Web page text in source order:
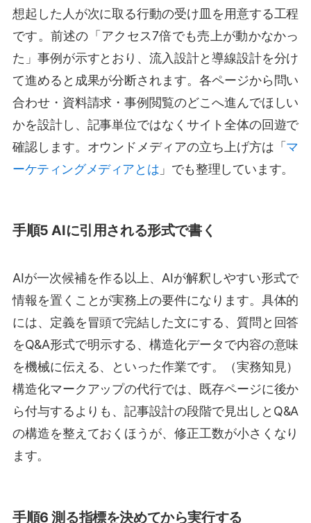
想起した人が次に取る行動の受け皿を用意する工程
です。前述の「アクセス7倍でも売上が動かなかっ
た」事例が示すとおり、流入設計と導線設計を分け
て進めると成果が分断されます。各ページから問い
合わせ・資料請求・事例閲覧のどこへ進んでほしい
かを設計し、記事単位ではなくサイト全体の回遊で
確認します。オウンドメディアの立ち上げ方は「 マ
ーケティングメディアとは 」でも整理しています。
手順5 AIに引用される形式で書く
AIが一次候補を作る以上、AIが解釈しやすい形式で
情報を置くことが実務上の要件になります。具体的
には、定義を冒頭で完結した文にする、質問と回答
をQ&A形式で明示する、構造化データで内容の意味
を機械に伝える、といった作業です。（実務知見）
構造化マークアップの代行では、既存ページに後か
ら付与するよりも、記事設計の段階で見出しとQ&A
の構造を整えておくほうが、修正工数が小さくなり
ます。
手順6 測る指標を決めてから実行する